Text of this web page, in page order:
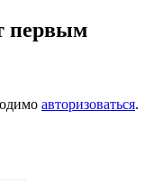
первым
авторизоваться.